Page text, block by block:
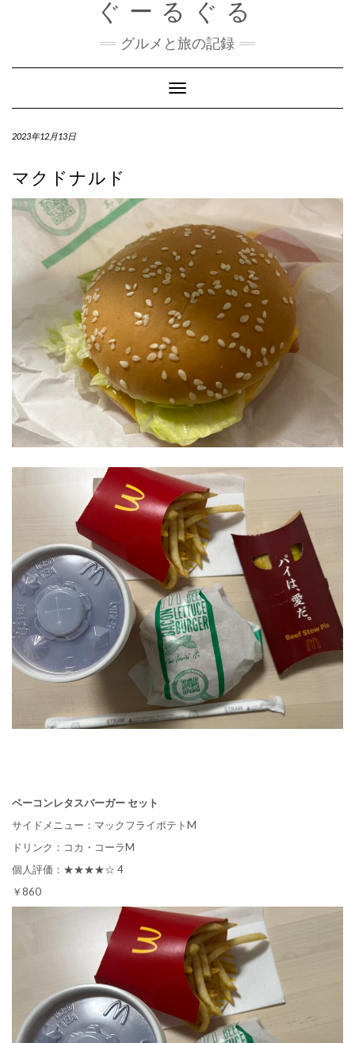
ぐーるぐる
グルメと旅の記録
Toggle
Navigation
2023年12月13日
マクドナルド
ベーコンレタスバーガー セット
サイドメニュー：マックフライポテトM
ドリンク：コカ・コーラM
個人評価：★★★★☆ 4
￥860